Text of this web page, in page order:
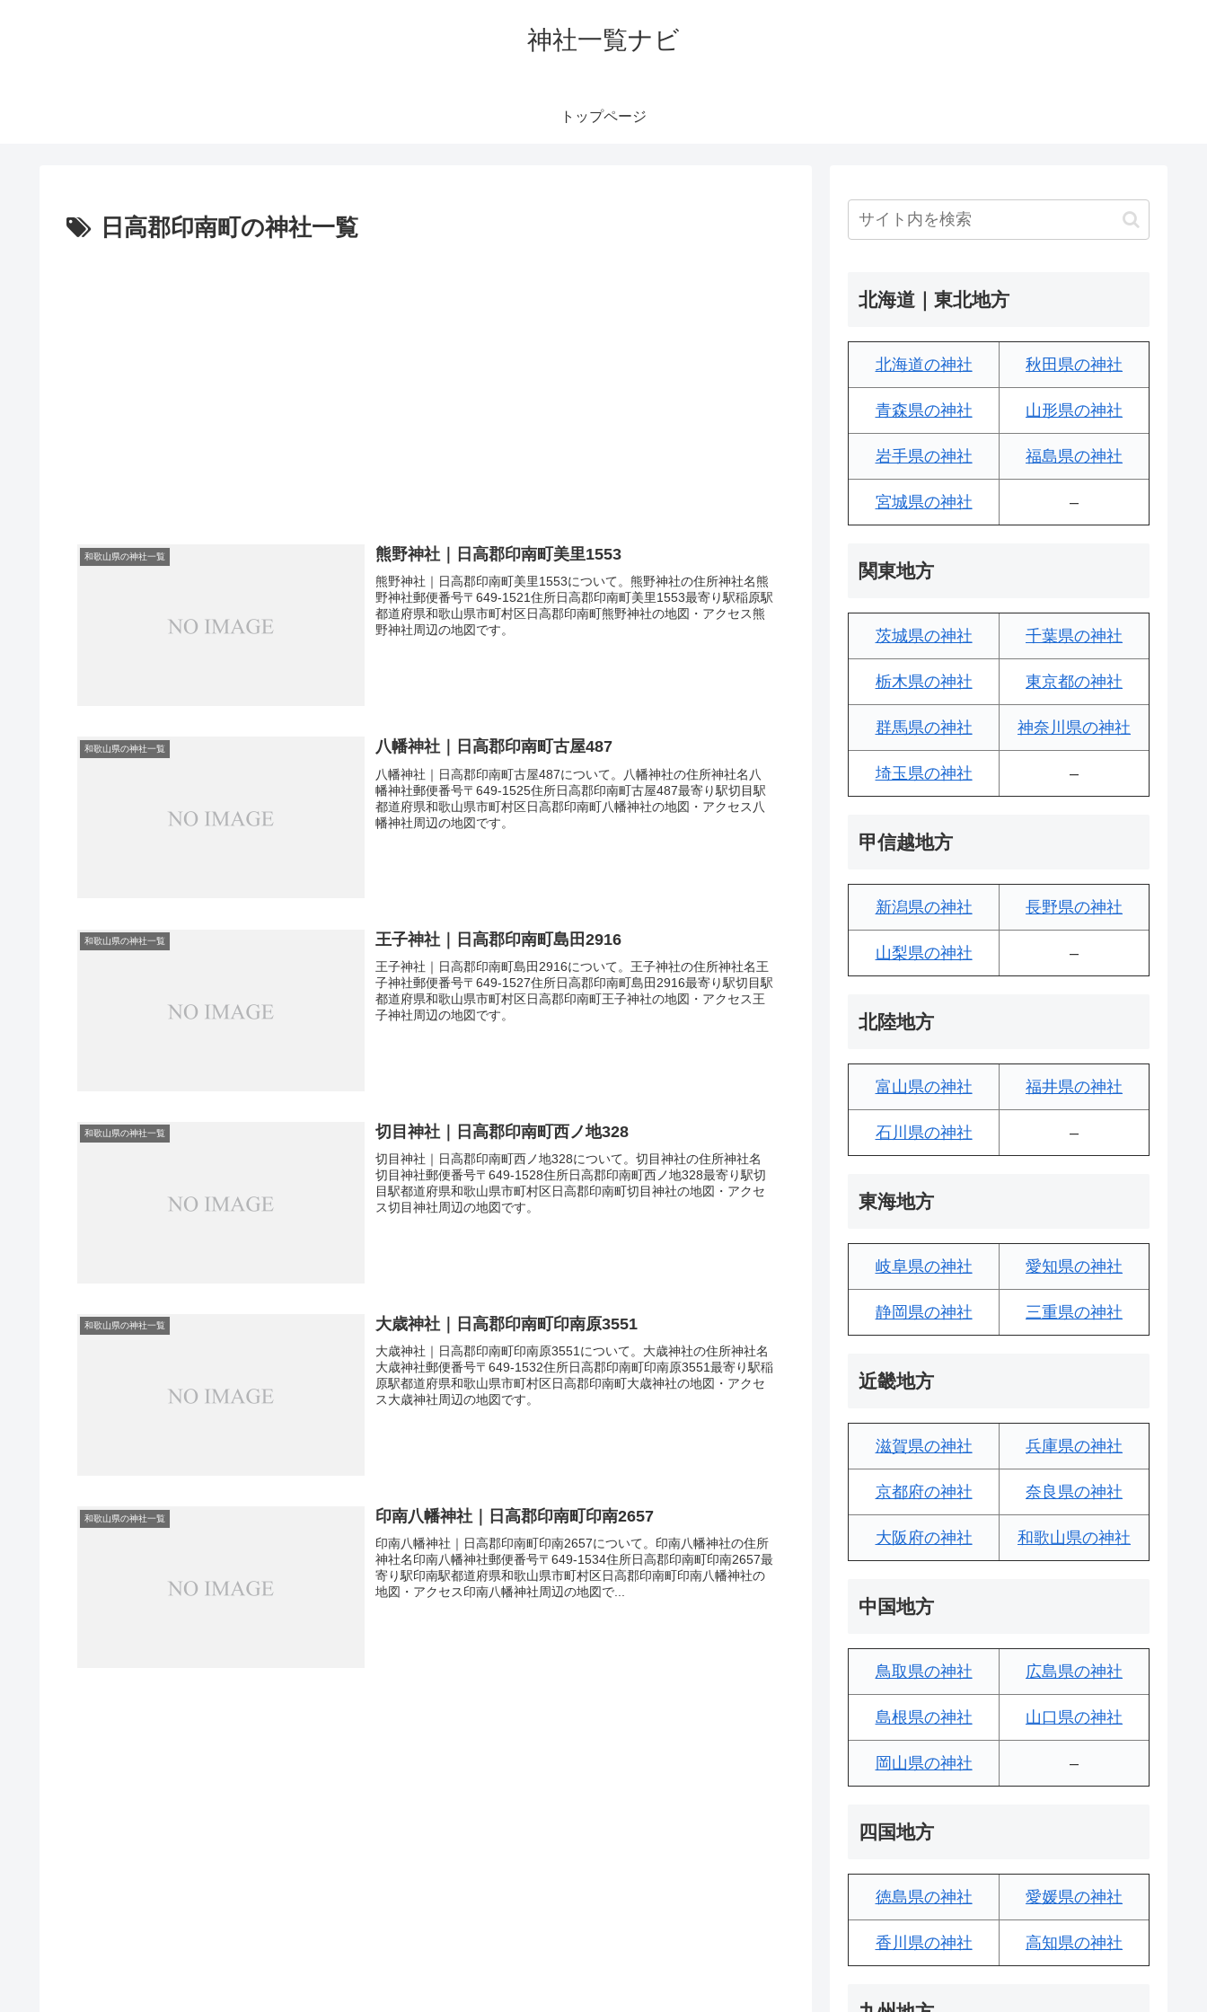
神社一覧ナビ
トップページ
日高郡印南町の神社一覧
和歌山県の神社一覧 熊野神社｜日高郡印南町美里1553
熊野神社｜日高郡印南町美里1553について。熊野神社の住所神社名熊
野神社郵便番号〒649-1521住所日高郡印南町美里1553最寄り駅稲原駅
都道府県和歌山県市町村区日高郡印南町熊野神社の地図・アクセス熊
野神社周辺の地図です。
和歌山県の神社一覧 八幡神社｜日高郡印南町古屋487
八幡神社｜日高郡印南町古屋487について。八幡神社の住所神社名八
幡神社郵便番号〒649-1525住所日高郡印南町古屋487最寄り駅切目駅
都道府県和歌山県市町村区日高郡印南町八幡神社の地図・アクセス八
幡神社周辺の地図です。
和歌山県の神社一覧 王子神社｜日高郡印南町島田2916
王子神社｜日高郡印南町島田2916について。王子神社の住所神社名王
子神社郵便番号〒649-1527住所日高郡印南町島田2916最寄り駅切目駅
都道府県和歌山県市町村区日高郡印南町王子神社の地図・アクセス王
子神社周辺の地図です。
和歌山県の神社一覧 切目神社｜日高郡印南町西ノ地328
切目神社｜日高郡印南町西ノ地328について。切目神社の住所神社名
切目神社郵便番号〒649-1528住所日高郡印南町西ノ地328最寄り駅切
目駅都道府県和歌山県市町村区日高郡印南町切目神社の地図・アクセ
ス切目神社周辺の地図です。
和歌山県の神社一覧 大歳神社｜日高郡印南町印南原3551
大歳神社｜日高郡印南町印南原3551について。大歳神社の住所神社名
大歳神社郵便番号〒649-1532住所日高郡印南町印南原3551最寄り駅稲
原駅都道府県和歌山県市町村区日高郡印南町大歳神社の地図・アクセ
ス大歳神社周辺の地図です。
和歌山県の神社一覧 印南八幡神社｜日高郡印南町印南2657
印南八幡神社｜日高郡印南町印南2657について。印南八幡神社の住所
神社名印南八幡神社郵便番号〒649-1534住所日高郡印南町印南2657最
寄り駅印南駅都道府県和歌山県市町村区日高郡印南町印南八幡神社の
地図・アクセス印南八幡神社周辺の地図で...
北海道｜東北地方
北海道の神社 秋田県の神社
青森県の神社 山形県の神社
岩手県の神社 福島県の神社
宮城県の神社 –
関東地方
茨城県の神社 千葉県の神社
栃木県の神社 東京都の神社
群馬県の神社 神奈川県の神社
埼玉県の神社 –
甲信越地方
新潟県の神社 長野県の神社
山梨県の神社 –
北陸地方
富山県の神社 福井県の神社
石川県の神社 –
東海地方
岐阜県の神社 愛知県の神社
静岡県の神社 三重県の神社
近畿地方
滋賀県の神社 兵庫県の神社
京都府の神社 奈良県の神社
大阪府の神社 和歌山県の神社
中国地方
鳥取県の神社 広島県の神社
島根県の神社 山口県の神社
岡山県の神社 –
四国地方
徳島県の神社 愛媛県の神社
香川県の神社 高知県の神社